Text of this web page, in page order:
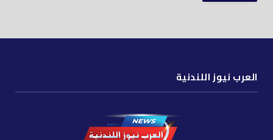
العرب نيوز اللندنية